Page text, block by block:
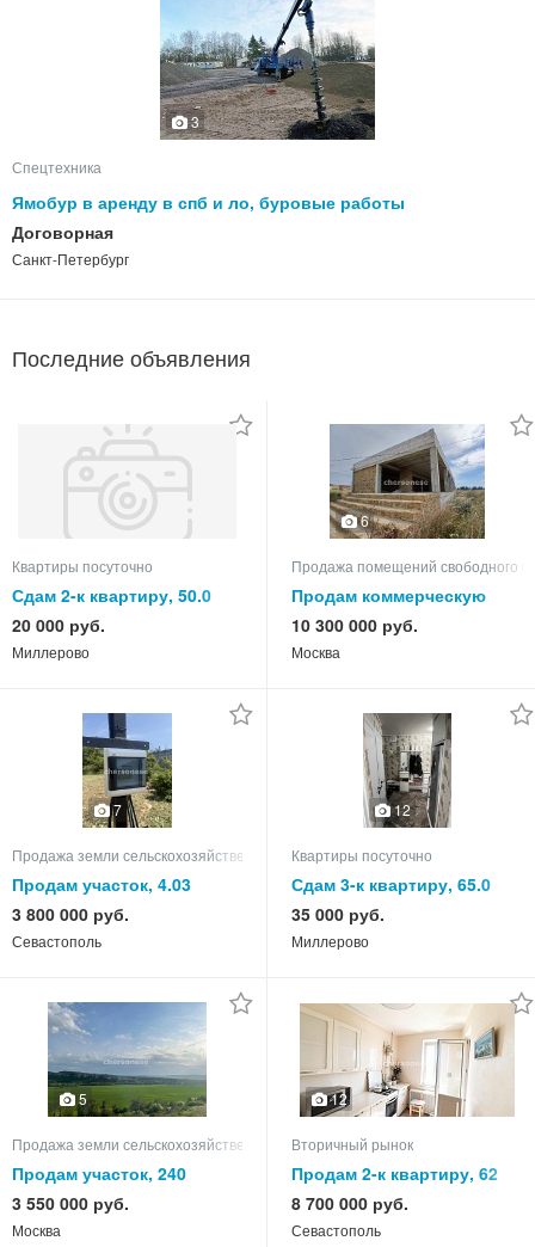
3
Спецтехника
Ямобур в аренду в спб и ло, буровые работы
Договорная
Санкт-Петербург
Последние объявления
Квартиры посуточно
Сдам 2-к квартиру, 50.0
кв.м, этаж 3 из 5
20 000 руб.
Миллерово
6
Продажа помещений свободного
Продам коммерческую
недвижимость
10 300 000 руб.
Москва
7
Продажа земли сельскохозяйственного назначения
Продам участок, 4.03
3 800 000 руб.
Севастополь
12
Квартиры посуточно
Сдам 3-к квартиру, 65.0
кв.м, этаж 5 из 5
35 000 руб.
Миллерово
5
Продажа земли сельскохозяйственного назначения
Продам участок, 240
3 550 000 руб.
Москва
12
Вторичный рынок
Продам 2-к квартиру, 62
кв.м, этаж 9 из 9
8 700 000 руб.
Севастополь